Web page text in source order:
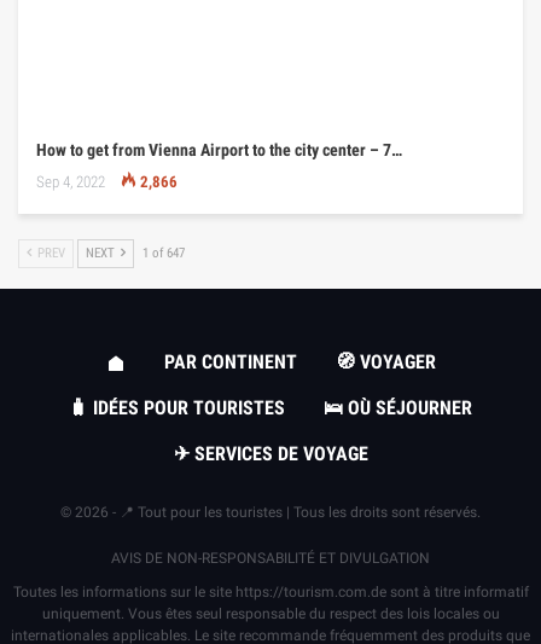
How to get from Vienna Airport to the city center – 7…
Sep 4, 2022 2,866
PREV NEXT 1 of 647
PAR CONTINENT
🧭 VOYAGER
🧳 IDÉES POUR TOURISTES
🛌 OÙ SÉJOURNER
✈ SERVICES DE VOYAGE
© 2026 - 📍 Tout pour les touristes | Tous les droits sont réservés.
AVIS DE NON-RESPONSABILITÉ ET DIVULGATION
Toutes les informations sur le site https://tourism.com.desont à titre informatif
uniquement. Vous êtes seul responsable du respect des lois locales ou
internationales applicables. Le site recommande fréquemment des produits que